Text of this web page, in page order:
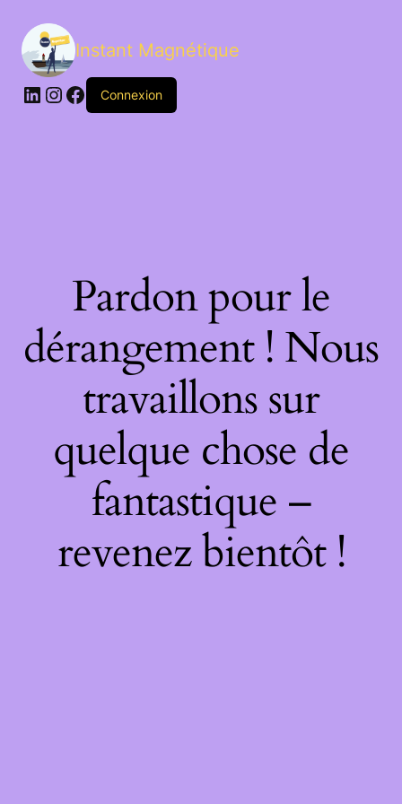
Instant Magnétique
LinkedIn
Instagram
Facebook
Connexion
Pardon pour le
dérangement ! Nous
travaillons sur
quelque chose de
fantastique –
revenez bientôt !